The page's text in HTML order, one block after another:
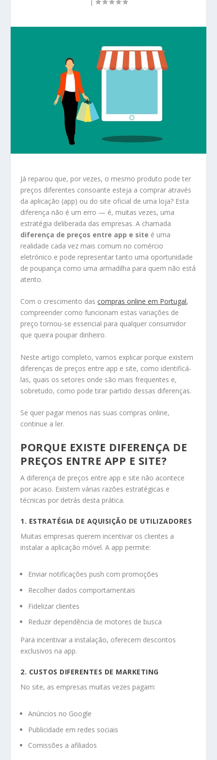
Já reparou que, por vezes, o mesmo produto pode ter
preços diferentes consoante esteja a comprar através
da aplicação (app) ou do site oficial de uma loja? Esta
diferença não é um erro — é, muitas vezes, uma
estratégia deliberada das empresas. A chamada
diferença de preços entre app e site é uma
realidade cada vez mais comum no comércio
eletrónico e pode representar tanto uma oportunidade
de poupança como uma armadilha para quem não está
atento.
Com o crescimento dascompras online em Portugal,
compreender como funcionam estas variações de
preço tornou-se essencial para qualquer consumidor
que queira poupar dinheiro.
Neste artigo completo, vamos explicar porque existem
diferenças de preços entre app e site, como identificá-
las, quais os setores onde são mais frequentes e,
sobretudo, como pode tirar partido dessas diferenças.
Se quer pagar menos nas suas compras online,
continue a ler.
PORQUE EXISTE DIFERENÇA DE
PREÇOS ENTRE APP E SITE?
A diferença de preços entre app e site não acontece
por acaso. Existem várias razões estratégicas e
técnicas por detrás desta prática.
1. ESTRATÉGIA DE AQUISIÇÃO DE UTILIZADORES
Muitas empresas querem incentivar os clientes a
instalar a aplicação móvel. A app permite:
Enviar notificações push com promoções
Recolher dados comportamentais
Fidelizar clientes
Reduzir dependência de motores de busca
Para incentivar a instalação, oferecem descontos
exclusivos na app.
2. CUSTOS DIFERENTES DE MARKETING
No site, as empresas muitas vezes pagam:
Anúncios no Google
Publicidade em redes sociais
Comissões a afiliados